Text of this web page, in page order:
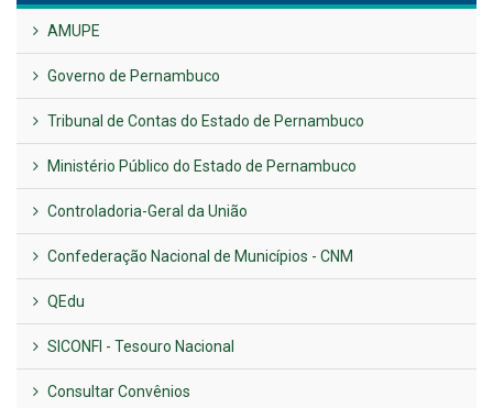
UTILIDADE PÚBLICA
Previous
LINKS ÚTEIS
AMUPE